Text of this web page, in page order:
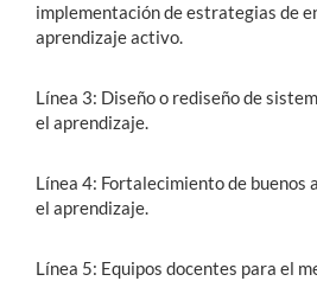
implementación de estrategias de
aprendizaje activo.
Línea 3: Diseño o rediseño de
el aprendizaje.
Línea 4: Fortalecimiento de buenos
el aprendizaje.
Línea 5: Equipos docentes para el